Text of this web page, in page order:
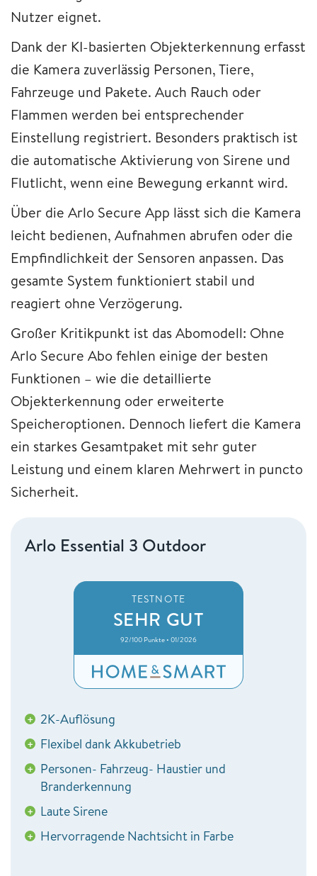
Nutzer eignet.
Dank der KI-basierten Objekterkennung erfasst
die Kamera zuverlässig Personen, Tiere,
Fahrzeuge und Pakete. Auch Rauch oder
Flammen werden bei entsprechender
Einstellung registriert. Besonders praktisch ist
die automatische Aktivierung von Sirene und
Flutlicht, wenn eine Bewegung erkannt wird.
Über die Arlo Secure App lässt sich die Kamera
leicht bedienen, Aufnahmen abrufen oder die
Empfindlichkeit der Sensoren anpassen. Das
gesamte System funktioniert stabil und
reagiert ohne Verzögerung.
Großer Kritikpunkt ist das Abomodell: Ohne
Arlo Secure Abo fehlen einige der besten
Funktionen – wie die detaillierte
Objekterkennung oder erweiterte
Speicheroptionen. Dennoch liefert die Kamera
ein starkes Gesamtpaket mit sehr guter
Leistung und einem klaren Mehrwert in puncto
Sicherheit.
Arlo Essential 3 Outdoor
TESTNOTE
SEHR GUT
92/100 Punkte • 01/2026
+ 2K-Auflösung
+ Flexibel dank Akkubetrieb
+ Personen- Fahrzeug- Haustier und
Branderkennung
+ Laute Sirene
+ Hervorragende Nachtsicht in Farbe